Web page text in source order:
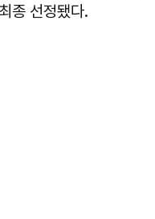
종 선정됐다.